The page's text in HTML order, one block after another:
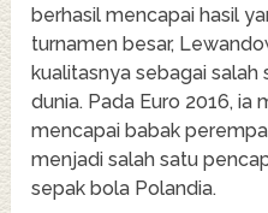
berhasil mencapai hasil
turnamen besar,
kualitasnya sebagai
dunia. Pada Euro 2016, ia
mencapai babak
menjadi salah satu
sepak bola Polandia.